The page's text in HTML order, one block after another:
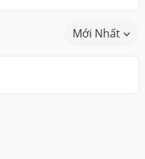
Mới Nhất